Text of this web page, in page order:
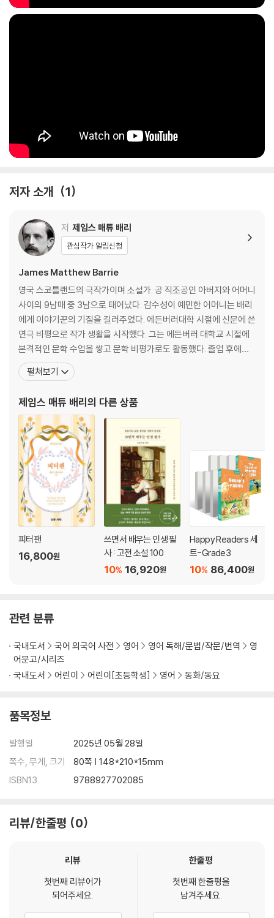
저자 소개 1
저 제임스 매튜 배리
관심작가 알림신청
James Matthew Barrie
영국 스코틀랜드의 극작가이며 소설가. 공 직조공인 아버지와 어머니
사이의 9남매 중 3남으로 태어났다. 감수성이 예민한 어머니는 배리
에게 이야기꾼의 기질을 길러주었다. 에든버러대학 시절에 신문에 쓴
연극 비평으로 작가 생활을 시작했다. 그는 에든버러 대학교 시절에
본격적인 문학 수업을 쌓고 문학 비평가로도 활동했다. 졸업 후에는
노팅엄의 「저널」 지에서 기자로 있었으며, 2년 후인 1885년에는 런
던으로 건너가 자유기고가로 생활했다. 1883년부터 1890년까지 노
에 대한 글들을 써서 성공을 거두었다. 이때 쓴
펼쳐보기
제임스 매튜 배리의 다른 상품
피터팬
16,800원
쓰면서 배우는 인생 필
사 : 고전 소설 100
16,920원
10%
Happy Readers 세
트-Grade3
86,400원
10%
관련 분류
국내도서 국어 외국어 사전 영어 영어 독해/문법/작문/번역
영
어문고/시리즈
국내도서
어린이 어린이[초등학생] 영어 동화/동요
품목정보
발행일
2025년 05월 28일
쪽수, 무게, 크기
80쪽 | 148*210*15mm
ISBN13
9788927702085
리뷰/한줄평 0
리뷰
첫번째 리뷰어가
되어주세요.
한줄평
첫번째 한줄평을
남겨주세요.